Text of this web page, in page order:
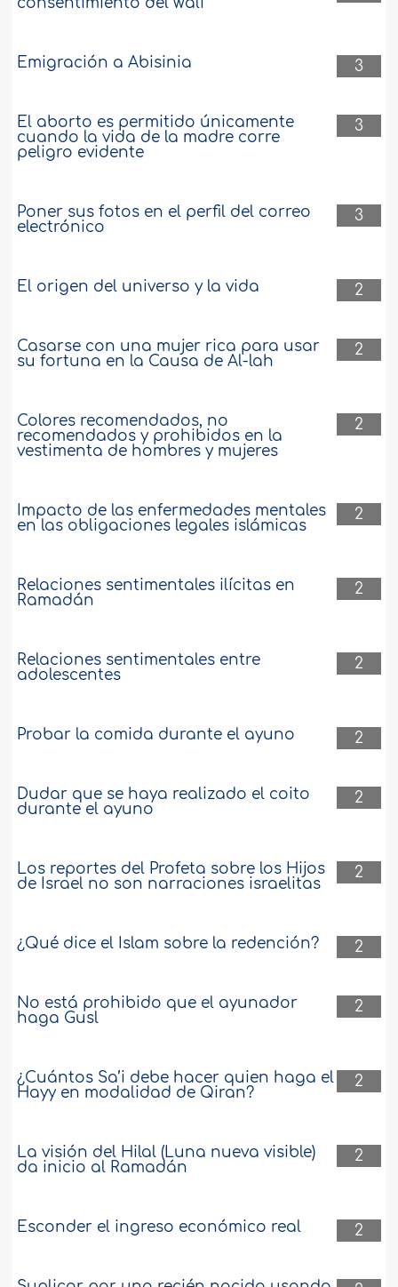
3
Emigración a Abisinia
3
El aborto es permitido únicamente
cuando la vida de la madre corre
peligro evidente
3
Poner sus fotos en el perfil del correo
electrónico
2
El origen del universo y la vida
2
Casarse con una mujer rica para usar
su fortuna en la Causa de Al-lah
2
Colores recomendados, no
recomendados y prohibidos en la
vestimenta de hombres y mujeres
2
Impacto de las enfermedades mentales
en las obligaciones legales islámicas
2
Relaciones sentimentales ilícitas en
Ramadán
2
Relaciones sentimentales entre
adolescentes
2
Probar la comida durante el ayuno
2
Dudar que se haya realizado el coito
durante el ayuno
2
Los reportes del Profeta sobre los Hijos
de Israel no son narraciones israelitas
2
¿Qué dice el Islam sobre la redención?
2
No está prohibido que el ayunador
haga Gusl
2
¿Cuántos Sa’i debe hacer quien haga el
Hayy en modalidad de Qiran?
2
La visión del Hilal (Luna nueva visible)
da inicio al Ramadán
2
Esconder el ingreso económico real